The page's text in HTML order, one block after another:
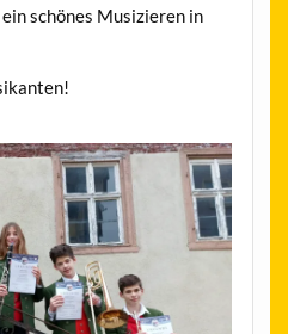
schönes Musizieren in